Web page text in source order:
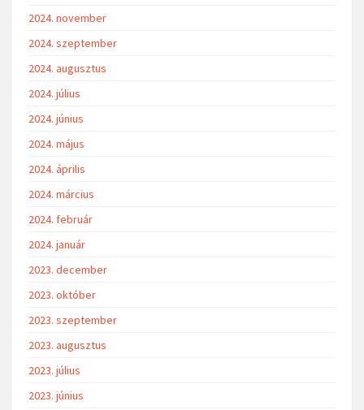
2024. november
2024. szeptember
2024. augusztus
2024. július
2024. június
2024. május
2024. április
2024. március
2024. február
2024. január
2023. december
2023. október
2023. szeptember
2023. augusztus
2023. július
2023. június